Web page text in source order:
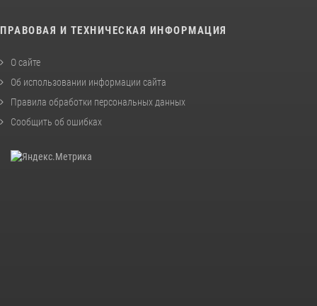
ПРАВОВАЯ И ТЕХНИЧЕСКАЯ ИНФОРМАЦИЯ
О сайте
Об использовании информации сайта
Правила обработки персональных данных
Сообщить об ошибках